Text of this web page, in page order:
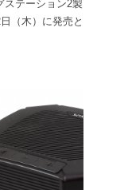
ステーション2製
（木）に発売と